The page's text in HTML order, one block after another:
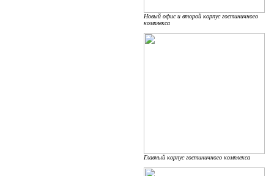
Новый офис и второй корпус гостиничного
комплекса
Главный корпус гостиничного комплекса